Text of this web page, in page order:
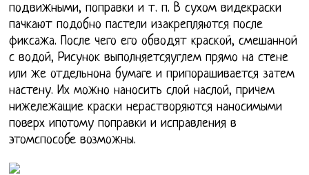
подвижными, поправки и т. п. В сухом видекраски
пачкают подобно пастели изакрепляются после
фиксажа. После чего его обводят краской, смешанной
с водой, Рисунок выполняетсяуглем прямо на стене
или же отдельнона бумаге и припорашивается затем
настену. Их можно наносить слой наслой, причем
нижележащие краски нерастворяются наносимыми
поверх ипотому поправки и исправления в
этомспособе возможны.